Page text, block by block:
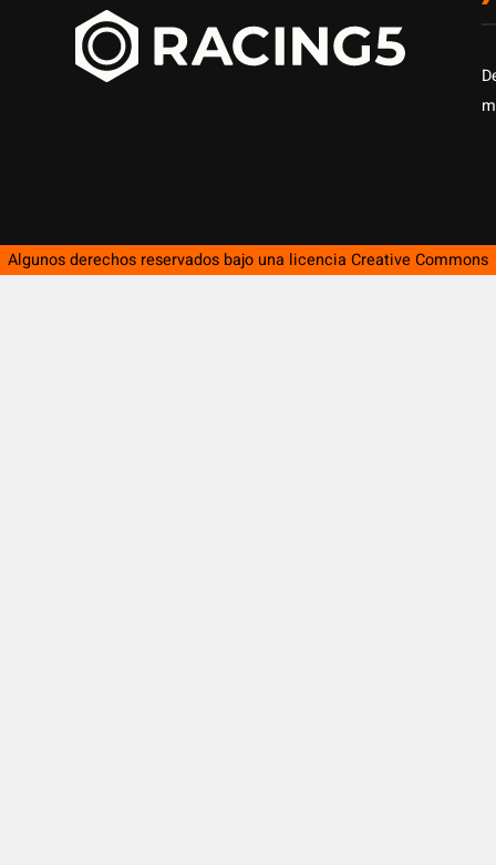
Algunos derechos reservados bajo una licencia Creative Commons